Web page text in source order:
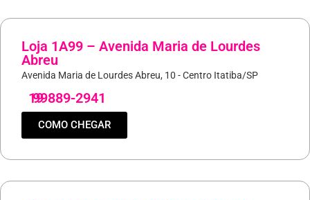
Loja 1A99 – Avenida Maria de Lourdes
Abreu
Avenida Maria de Lourdes Abreu, 10 - Centro Itatiba/SP
19
99889-2941
COMO CHEGAR